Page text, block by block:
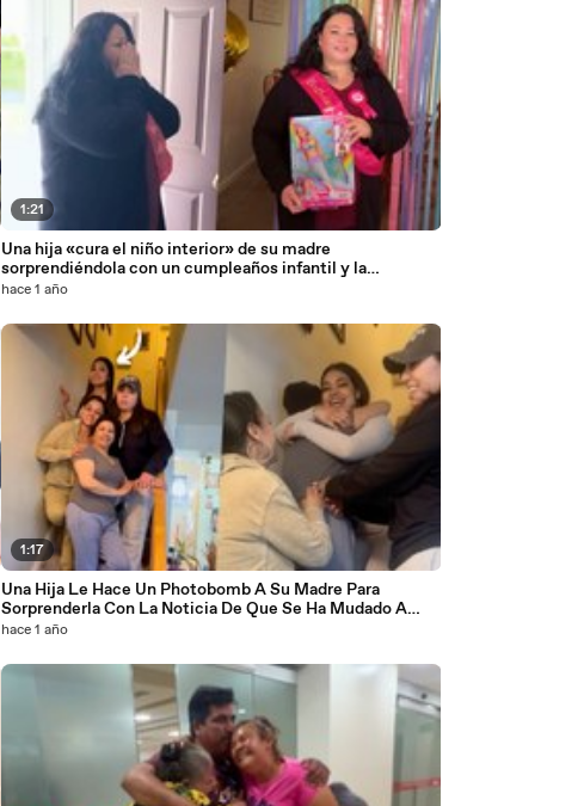
1:21
Una hija «cura el niño interior» de su madre
sorprendiéndola con un cumpleaños infantil y la
sustitución de una Barbie
hace 1 año
1:17
Una Hija Le Hace Un Photobomb A Su Madre Para
Sorprenderla Con La Noticia De Que Se Ha Mudado A
Casa Tras Cuatro Años Separados
hace 1 año